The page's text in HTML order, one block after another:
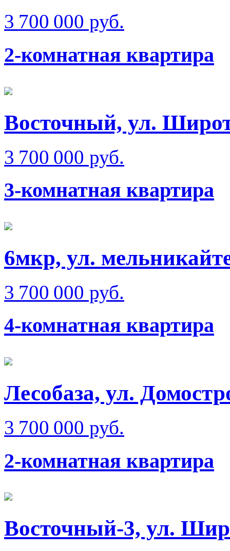
3 700 000 руб.
2-комнатная квартира
Восточный, ул.
3 700 000 руб.
3-комнатная квартира
6мкр, ул.
3 700 000 руб.
4-комнатная квартира
Лесобаза, ул.
3 700 000 руб.
2-комнатная квартира
Восточный-3, ул.